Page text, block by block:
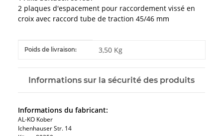
2 plaques d'espacement pour raccordement vissé en
croix avec raccord tube de traction 45/46 mm
#productDetails.itemInformation#
#productDetails.itemValue#
Poids de livraison: 3,50 Kg
Informations sur la sécurité des produits
Informations du fabricant:
AL-KO Kober
Ichenhauser Str. 14